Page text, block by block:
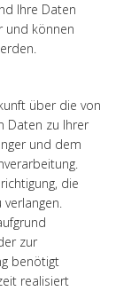
Ihre Daten
und können
über die von
Daten zu Ihrer
und dem
die
zur
benötigt
realisiert